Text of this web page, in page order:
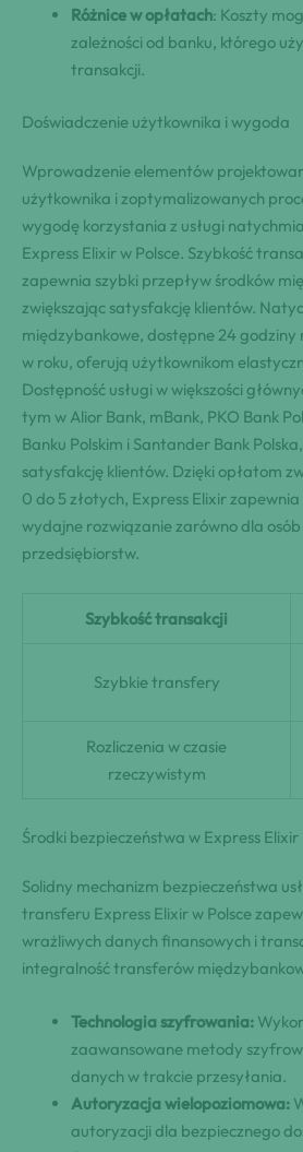
Różnice w opłatach: Koszty
zależności od banku, którego
transakcji.
Doświadczenie użytkownika i wygoda
Wprowadzenie elementów
użytkownika i zoptymalizowanych
wygodę korzystania z usługi
Express Elixir w Polsce. Szybkość
zapewnia szybki przepływ środków
zwiększając satysfakcję klientów.
międzybankowe, dostępne 24 godziny
w roku, oferują użytkownikom
Dostępność usługi w większości
tym w Alior Bank, mBank, PKO Bank
Banku Polskim i Santander Bank
satysfakcję klientów. Dzięki opłatom
0 do 5 złotych, Express Elixir
wydajne rozwiązanie zarówno dla
przedsiębiorstw.
Szybkość transakcji
Szybkie transfery
Rozliczenia w czasie
rzeczywistym
Środki bezpieczeństwa w Express Elixir
Solidny mechanizm bezpieczeństwa
transferu Express Elixir w Polsce
wrażliwych danych finansowych i
integralność transferów
Technologia szyfrowania:
zaawansowane metody
danych w trakcie przesyłania.
Autoryzacja wielopoziomowa:
autoryzacji dla bezpiecznego